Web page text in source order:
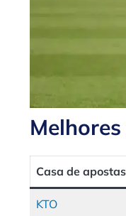
Casa de apostas
KTO